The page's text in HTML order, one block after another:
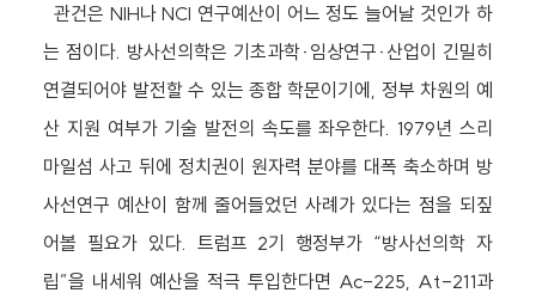
관건은 NIH나 NCI 연구예산이 어느 정도 늘어날 것인가 하
는 점이다. 방사선의학은 기초과학·임상연구·산업이 긴밀히
연결되어야 발전할 수 있는 종합 학문이기에, 정부 차원의 예
산 지원 여부가 기술 발전의 속도를 좌우한다. 1979년 스리
마일섬 사고 뒤에 정치권이 원자력 분야를 대폭 축소하며 방
사선연구 예산이 함께 줄어들었던 사례가 있다는 점을 되짚
어볼 필요가 있다. 트럼프 2기 행정부가 “방사선의학 자
립”을 내세워 예산을 적극 투입한다면 Ac-225, At-211과